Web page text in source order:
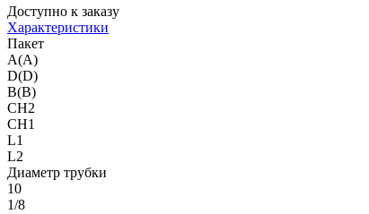
Доступно к заказу
Характеристики
Пакет
A(A)
D(D)
B(B)
CH2
CH1
L1
L2
Диаметр трубки
10
1/8